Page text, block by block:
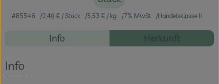
Über uns
Veranstaltungen
#85546 2,49 € / Stück 5,53 € / kg 7% MwSt Handelsklasse II
Rezepte
Info Herkunft
Info